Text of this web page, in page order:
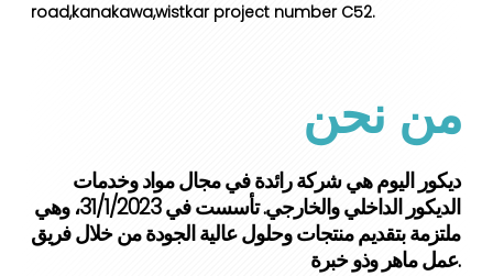
من نحن
الديكور الداخلي والخارجي. تأسست في 31/1/2023، وهي
ملتزمة بتقديم منتجات وحلول عالية الجودة من خلال فريق
عمل ماهر وذو خبرة.
road,kanakawa,wistkar project number C52.